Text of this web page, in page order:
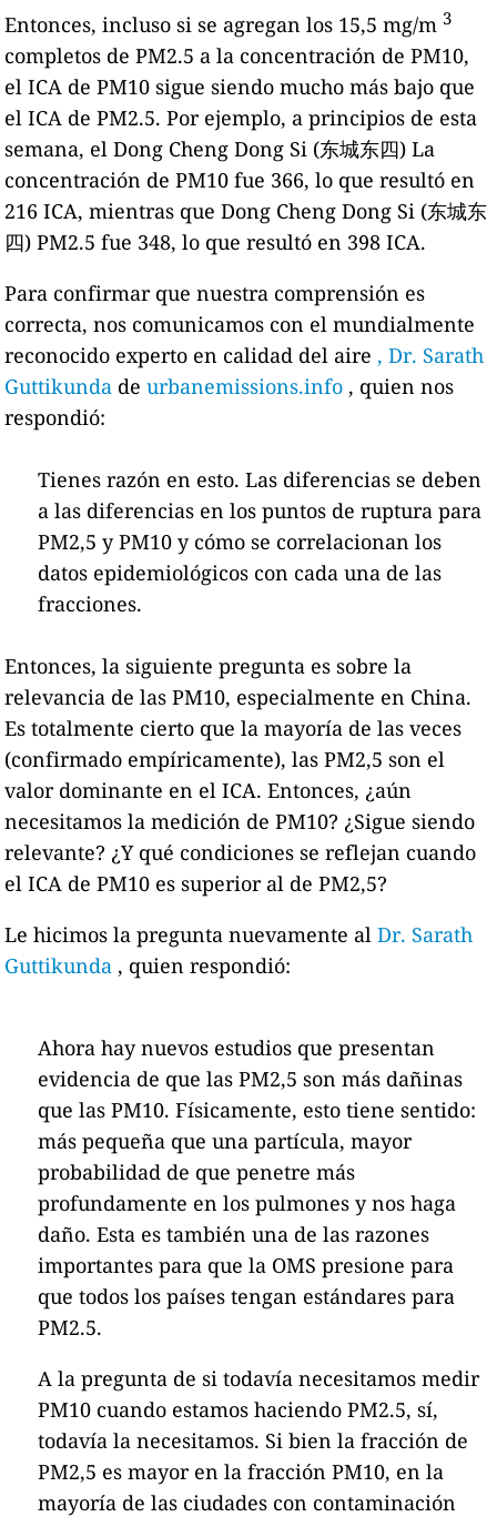
Entonces, incluso si se agregan los 15,5 mg/m 3
completos de PM2.5 a la concentración de PM10,
el ICA de PM10 sigue siendo mucho más bajo que
el ICA de PM2.5. Por ejemplo, a principios de esta
semana, el Dong Cheng Dong Si (东城东四) La
concentración de PM10 fue 366, lo que resultó en
216 ICA, mientras que Dong Cheng Dong Si (东城东
四) PM2.5 fue 348, lo que resultó en 398 ICA.
Para confirmar que nuestra comprensión es
correcta, nos comunicamos con el mundialmente
reconocido experto en calidad del aire , Dr. Sarath
Guttikunda deurbanemissions.info , quien nos
respondió:
Tienes razón en esto. Las diferencias se deben
a las diferencias en los puntos de ruptura para
PM2,5 y PM10 y cómo se correlacionan los
datos epidemiológicos con cada una de las
fracciones.
Entonces, la siguiente pregunta es sobre la
relevancia de las PM10, especialmente en China.
Es totalmente cierto que la mayoría de las veces
(confirmado empíricamente), las PM2,5 son el
valor dominante en el ICA. Entonces, ¿aún
necesitamos la medición de PM10? ¿Sigue siendo
relevante? ¿Y qué condiciones se reflejan cuando
el ICA de PM10 es superior al de PM2,5?
Le hicimos la pregunta nuevamente alDr. Sarath
Guttikunda , quien respondió:
Ahora hay nuevos estudios que presentan
evidencia de que las PM2,5 son más dañinas
que las PM10. Físicamente, esto tiene sentido:
más pequeña que una partícula, mayor
probabilidad de que penetre más
profundamente en los pulmones y nos haga
daño. Esta es también una de las razones
importantes para que la OMS presione para
que todos los países tengan estándares para
PM2.5.
A la pregunta de si todavía necesitamos medir
PM10 cuando estamos haciendo PM2.5, sí,
todavía la necesitamos. Si bien la fracción de
PM2,5 es mayor en la fracción PM10, en la
mayoría de las ciudades con contaminación